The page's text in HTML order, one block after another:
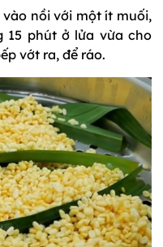
nồi với một ít muối,
15 phút ở lửa vừa cho
vớt ra, để ráo.